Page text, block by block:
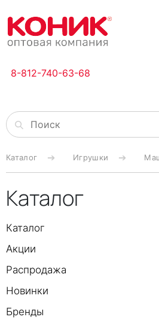
8-812-740-63-68
Каталог Игрушки
Каталог
Каталог
Акции
Распродажа
Новинки
Бренды